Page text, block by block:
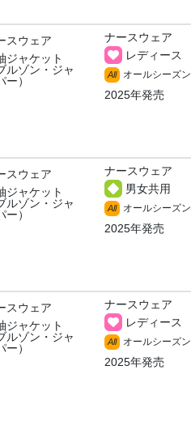
スウェア
ジャケット
ルゾン・ジャ
ー）
ナースウェア
レディース
All オールシーズン
2025年発売
スウェア
ジャケット
ルゾン・ジャ
ー）
ナースウェア
男女共用
All オールシーズン
2025年発売
スウェア
ジャケット
ルゾン・ジャ
ー）
ナースウェア
レディース
All オールシーズン
2025年発売